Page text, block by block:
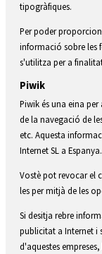
tipogràfiques.
Per poder
informació sobre les
s'utilitza per a
Piwik
Piwik és una eina
de la navegació de
etc. Aquesta
Internet SL a Espanya.
Vostè pot revocar el
les per mitjà de les
Si desitja rebre
publicitat a Internet i
d'aquestes